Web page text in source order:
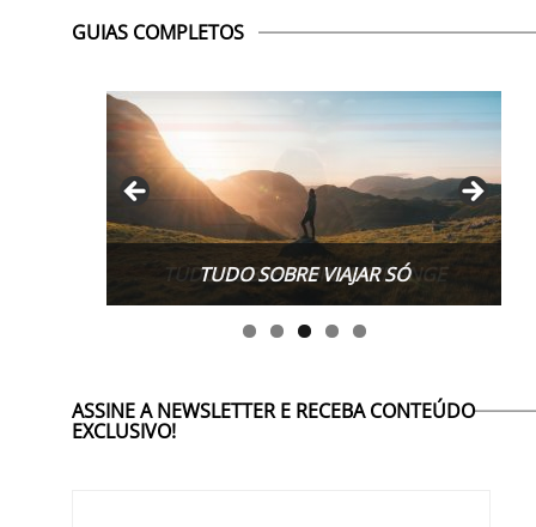
GUIAS COMPLETOS
TUDO SOBRE WORK EXCHANGE
ASSINE A NEWSLETTER E RECEBA CONTEÚDO
EXCLUSIVO!